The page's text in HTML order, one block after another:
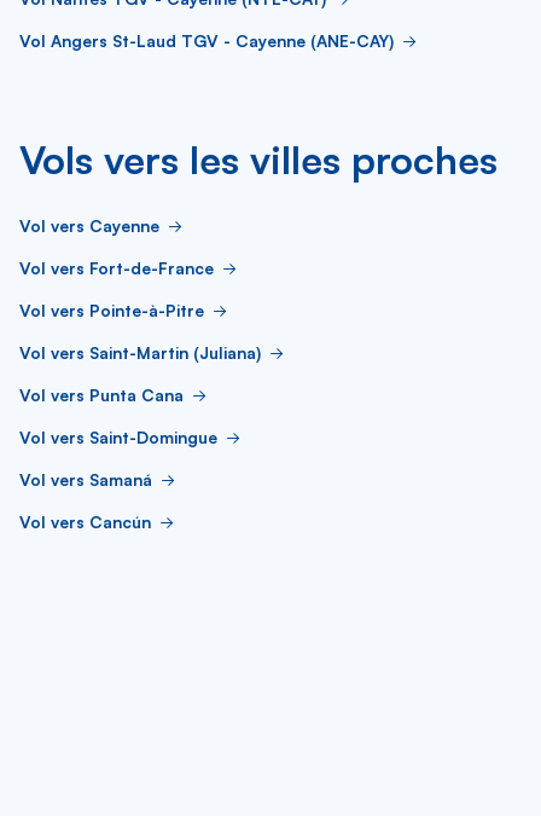
Vol Angers St-Laud TGV - Cayenne (ANE-CAY)
Vols vers les villes proches
Vol vers Cayenne
Vol vers Fort-de-France
Vol vers Pointe-à-Pitre
Vol vers Saint-Martin (Juliana)
Vol vers Punta Cana
Vol vers Saint-Domingue
Vol vers Samaná
Vol vers Cancún